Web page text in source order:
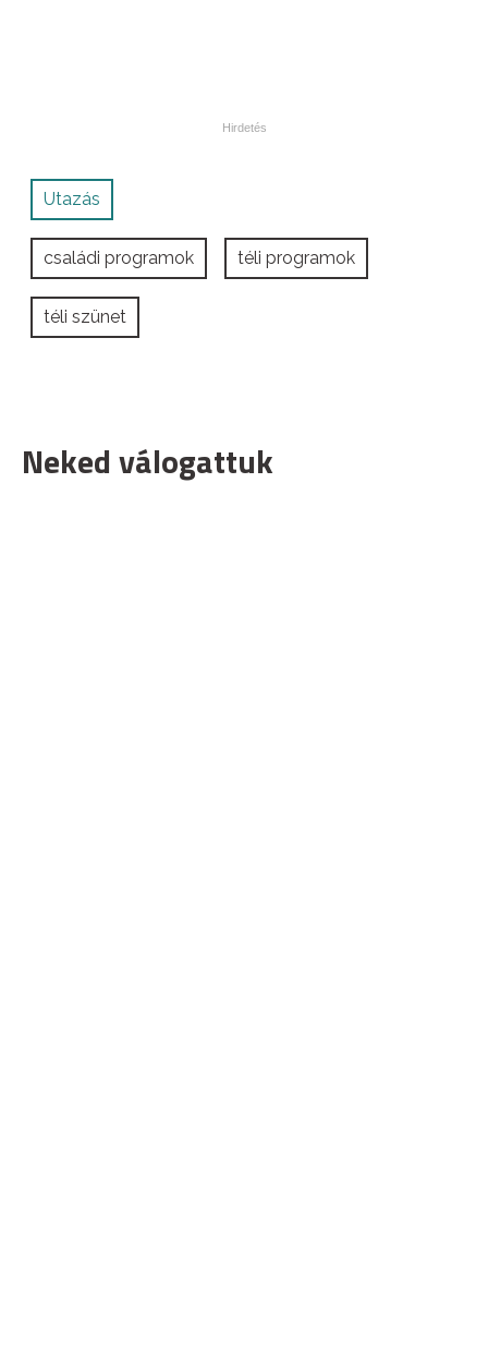
Utazás
családi programok téli programok
téli szünet
Neked válogattuk